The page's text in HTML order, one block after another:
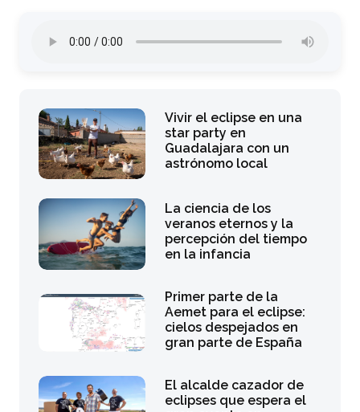
Vivir el eclipse en una
star party en
Guadalajara con un
astrónomo local
La ciencia de los
veranos eternos y la
percepción del tiempo
en la infancia
Primer parte de la
Aemet para el eclipse:
cielos despejados en
gran parte de España
El alcalde cazador de
eclipses que espera el